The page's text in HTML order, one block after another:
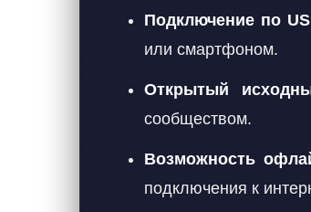
Подключение по
или смартфоном.
Открытый
сообществом.
Возможность
подключения к